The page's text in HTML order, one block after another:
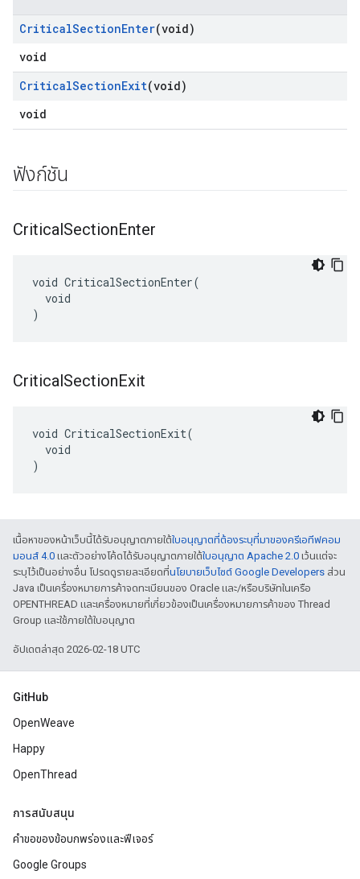
CriticalSectionEnter(void)
void
CriticalSectionExit(void)
void
ฟังก์ชัน
CriticalSectionEnter
void CriticalSectionEnter(
  void
)
CriticalSectionExit
void CriticalSectionExit(
  void
)
เนื้อหาของหน้าเว็บนี้ได้รับอนุญาตภายใต้ใบอนุญาตที่ต้องระบุที่มาของครีเอทีฟคอม
มอนส์ 4.0 และตัวอย่างโค้ดได้รับอนุญาตภายใต้ใบอนุญาต Apache 2.0 เว้นแต่จะ
ระบุไว้เป็นอย่างอื่น โปรดดูรายละเอียดที่นโยบายเว็บไซต์ Google Developers ส่วน
Java เป็นเครื่องหมายการค้าจดทะเบียนของ Oracle และ/หรือบริษัทในเครือ
OPENTHREAD และเครื่องหมายที่เกี่ยวข้องเป็นเครื่องหมายการค้าของ Thread
Group และใช้ภายใต้ใบอนุญาต
อัปเดตล่าสุด 2026-02-18 UTC
GitHub
OpenWeave
Happy
OpenThread
การสนับสนุน
คำขอของข้อบกพร่องและฟีเจอร์
Google Groups